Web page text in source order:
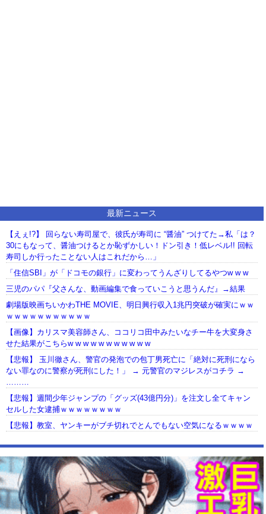
最新ニュース
【えぇ!?】 回らない寿司屋で、彼氏が寿司に “醤油” つけてた→私「は？
30にもなって、醤油つけるとか恥ずかしい！ドン引き！低レベル!! 回転
寿司しか行ったことない人はこれだから…」
「住信SBI」が「ドコモの銀行」に変わってうんざりしてるやつw w w
三児のパパ『父さんな、動画編集で食っていこうと思うんだ』→結果
劇場版映画ちいかわTHE MOVIE、明日興行収入1兆円突破が確実にｗｗ
ｗｗｗｗｗｗｗｗｗｗｗ
【画像】カリスマ美容師さん、ココリコ田中みたいなチー牛を大変身さ
せた結果がこちらw w w w w w w w w w w
【悲報】 玉川徹さん、警官の発泡での包丁男死亡に「絶対に死刑になら
ない罪なのに警察が死刑にした！」 → 元警官のマジレスがコチラ →
………
【悲報】週間少年ジャンプの「グッズ(43億円分)」を注文し全てキャン
セルした女逮捕ｗｗｗｗｗｗｗｗ
【悲報】教室、ヤンキーがブチ切れでとんでもない空気になるｗｗｗｗ
ないんだ...
【動画】USJの禁止エリアに子どもたちが続々乱入 → スタッフが注意し
ても止まらない事態に
Powered by livedoor 相互RSS